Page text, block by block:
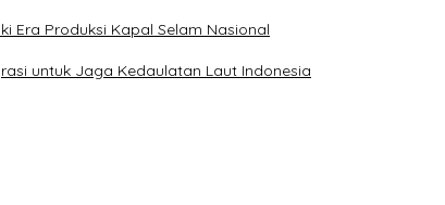
Era Produksi Kapal Selam Nasional
untuk Jaga Kedaulatan Laut Indonesia